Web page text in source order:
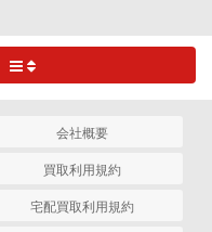
会社概要
買取利用規約
宅配買取利用規約